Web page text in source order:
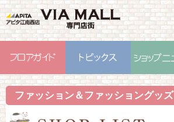
ファッション＆ファッショングッズ